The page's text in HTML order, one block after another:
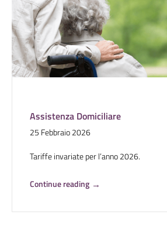
Assistenza Domiciliare
25 Febbraio 2026
Tariffe invariate per l’anno 2026.
Continue reading →